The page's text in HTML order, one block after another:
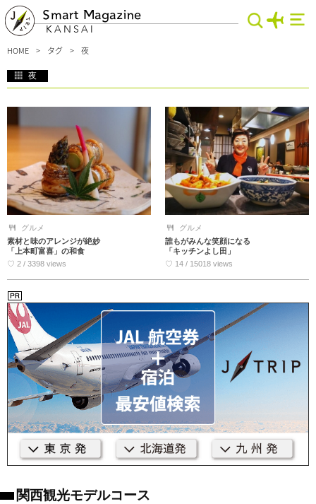
Smart Magazine
KANSAI
HOME タグ 夜
夜
使ったこだわりの和食を地酒とともいただける大阪の穴場なお店や、温かい家庭料
理でおなかいっぱいになれる京都のおばんざい店などをご紹介します。一人でもグ
ループでも、満足できること間違いなし♪ぜひ立ち寄ってみて下さいね。
グルメ
素材と味のアレンジが絶妙
「上本町富喜」の和食
♡ 2 / 3398 views
グルメ
誰もがみんな笑顔になる
「キッチンよし田」
♡ 14 / 15018 views
関西観光モデルコース